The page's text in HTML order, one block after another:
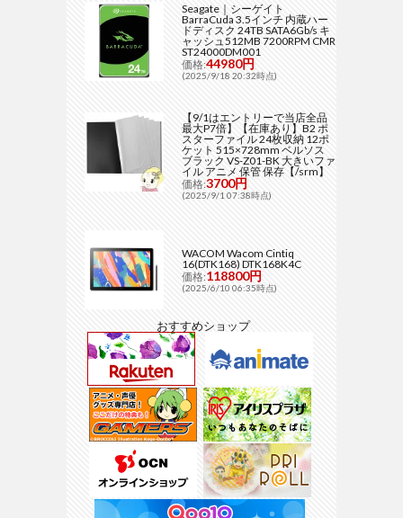
Seagate｜シーゲイト
BarraCuda 3.5インチ 内蔵ハー
ドディスク 24TB SATA6Gb/s キ
ャッシュ512MB 7200RPM CMR
ST24000DM001
価格:44980円
(2025/9/18 20:32時点)
【9/1はエントリーで当店全品
最大P7倍】【在庫あり】B2 ポ
スターファイル 24枚収納 12ポ
ケット 515×728mm ベルソス
ブラック VS-Z01-BK 大きいファ
イル アニメ 保管 保存【/srm】
価格:3700円
(2025/9/1 07:38時点)
WACOM Wacom Cintiq
16(DTK168) DTK168K4C
価格:118800円
(2025/6/10 06:35時点)
おすすめショップ